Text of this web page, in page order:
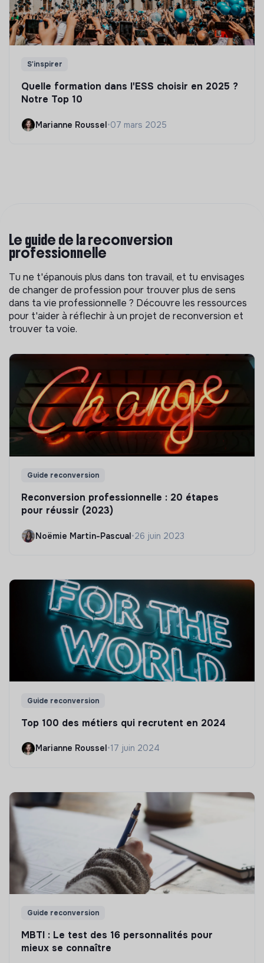
S'inspirer
Quelle formation dans l'ESS choisir en 2025 ?
Notre Top 10
Marianne Roussel•07 mars 2025
Le guide de la reconversion
professionnelle
Tu ne t'épanouis plus dans ton travail, et tu envisages
de changer de profession pour trouver plus de sens
dans ta vie professionnelle ? Découvre les ressources
pour t'aider à réflechir à un projet de reconversion et
trouver ta voie.
Guide reconversion
Reconversion professionnelle : 20 étapes
pour réussir (2023)
Noëmie Martin-Pascual•26 juin 2023
Guide reconversion
Top 100 des métiers qui recrutent en 2024
Marianne Roussel •17 juin 2024
Guide reconversion
MBTI : Le test des 16 personnalités pour
mieux se connaître